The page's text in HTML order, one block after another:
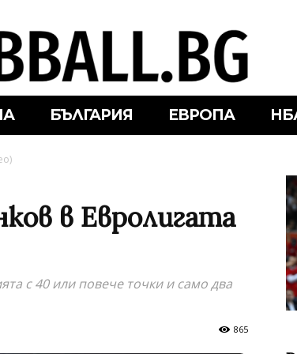
БЪЛГАРИЯ ЕВРОПА
в Евролигата
с 40 или повече точки и само два
865